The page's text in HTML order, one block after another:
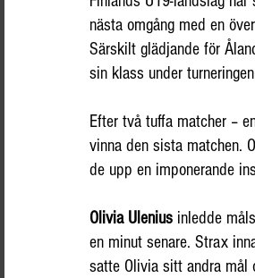
nästa omgång med en
Särskilt glädjande för
sin klass under
Efter två tuffa matcher –
vinna den sista matchen.
de upp en imponerande
Olivia Ulenius inledde
en minut senare. Strax
satte Olivia sitt andra mål